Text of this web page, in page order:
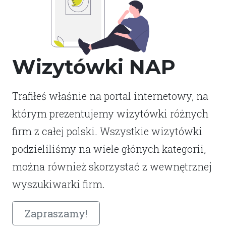
Wizytówki NAP
Trafiłeś właśnie na portal internetowy, na
którym prezentujemy wizytówki różnych
firm z całej polski. Wszystkie wizytówki
podzieliliśmy na wiele głónych kategorii,
można również skorzystać z wewnętrznej
wyszukiwarki firm.
Zapraszamy!